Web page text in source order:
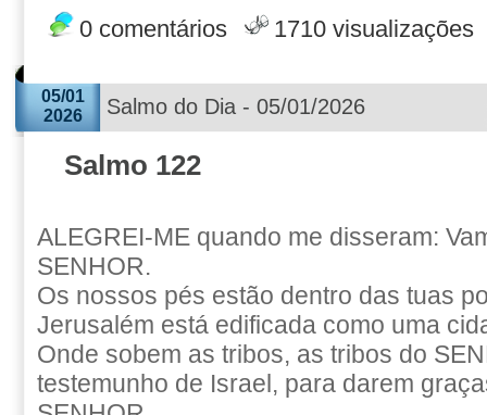
0 comentários 1710 visualizações
05/01
2026
Salmo do Dia - 05/01/2026
Salmo 122
ALEGREI-ME quando me disseram:
SENHOR.
Os nossos pés estão dentro das tuas
Jerusalém está edificada como uma
Onde sobem as tribos, as tribos do
testemunho de Israel, para darem